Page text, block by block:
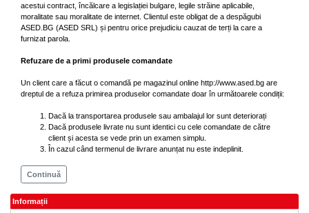
acestui contract, încălcare a legislației bulgare, legile străine aplicabile,
moralitate sau moralitate de internet. Clientul este obligat de a despăgubi
ASED.BG (ASED SRL) și pentru orice prejudiciu cauzat de terți la care a
furnizat parola.
Refuzare de a primi produsele comandate
Un client care a făcut o comandă pe magazinul online http://www.ased.bg are
dreptul de a refuza primirea produselor comandate doar în următoarele condiții:
Dacă la transportarea produsele sau ambalajul lor sunt deteriorați
Dacă produsele livrate nu sunt identici cu cele comandate de către
client și acesta se vede prin un examen simplu.
În cazul când termenul de livrare anunțat nu este indeplinit.
Continuă
Informații